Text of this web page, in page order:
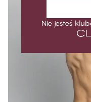
Nie jesteś